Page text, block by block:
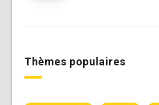
Thèmes populaires